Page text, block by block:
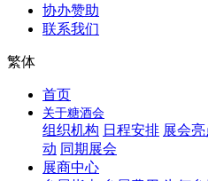
协办赞助
联系我们
繁体
首页
关于糖酒会
组织机构 日程安排 展会亮
动 同期展会
展商中心